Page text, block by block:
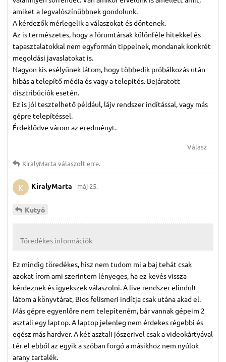
amiket a legvalószínűbbnek gondolunk.
A kérdezők mérlegelik a válaszokat és döntenek.
Az is természetes, hogy a fórumtársak különféle hitekkel és
tapasztalatokkal nem egyformán tippelnek, mondanak konkrét
megoldási javaslatokat is.
Nagyon kis esélyűnek látom, hogy többedik próbálkozás után
hibás a telepítő média és vagy a telepítés. Bejáratott
disztribúciók esetén.
Ez is jól tesztelhető például, lájv rendszer indítással, vagy más
gépre telepítéssel.
Érdeklődve várom az eredményt.
Válasz
KiralyMarta válaszolt erre.
K KiralyMarta máj 25.
Kutyó
Töredékes információk
Ez mindig töredékes, hisz nem tudom mi a baj tehát csak
azokat írom ami szerintem lényeges, ha ez kevés vissza
kérdeznek és igyekszek válaszolni. A live rendszer elindult
látom a könyvtárat, Bios felismeri indítja csak utána akad el.
Más gépre egyenlőre nem telepíteném, bár vannak gépeim 2
asztali egy laptop. A laptop jelenleg nem érdekes régebbi és
egész más hardver. A két asztali jószerivel csak a videokártyával
tér el ebből az egyik a szóban forgó a másikhoz nem nyúlok
arany tartalék.